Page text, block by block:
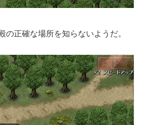
の正確な場所を知らないようだ。